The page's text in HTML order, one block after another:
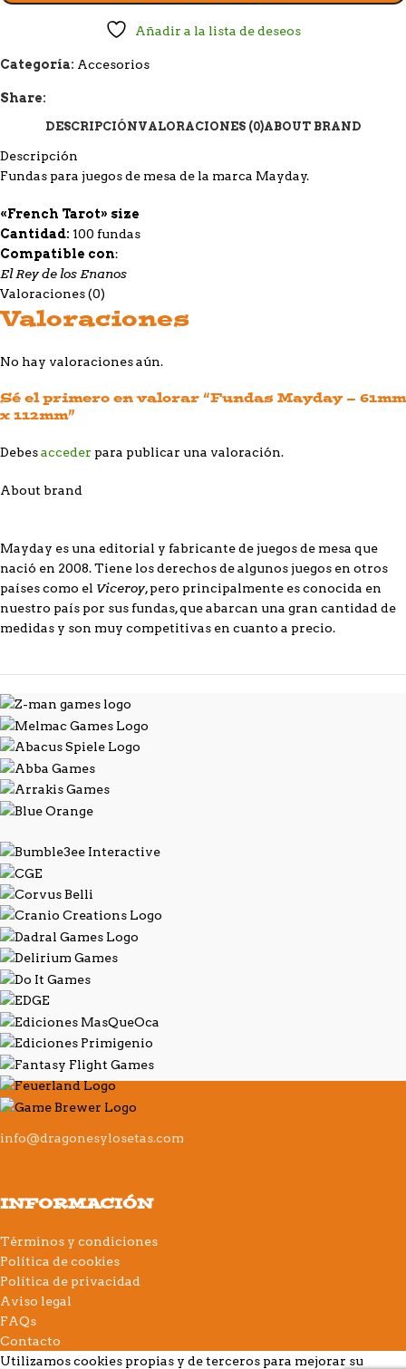
Añadir a la lista de deseos
Categoría: Accesorios
Share:
DESCRIPCIÓNVALORACIONES (0)ABOUT BRAND
Descripción
Fundas para juegos de mesa de la marca Mayday.
«French Tarot» size
Cantidad: 100 fundas
Compatible con:
El Rey de los Enanos
Valoraciones (0)
Valoraciones
No hay valoraciones aún.
Sé el primero en valorar “Fundas Mayday – 61mm
x 112mm”
Debesacceder para publicar una valoración.
About brand
Mayday es una editorial y fabricante de juegos de mesa que
nació en 2008. Tiene los derechos de algunos juegos en otros
países como el Viceroy, pero principalmente es conocida en
nuestro país por sus fundas, que abarcan una gran cantidad de
medidas y son muy competitivas en cuanto a precio.
info@dragonesylosetas.com
INFORMACIÓN
Términos y condiciones
Política de cookies
Política de privacidad
Aviso legal
FAQs
Contacto
Utilizamos cookies propias y de terceros para mejorar su